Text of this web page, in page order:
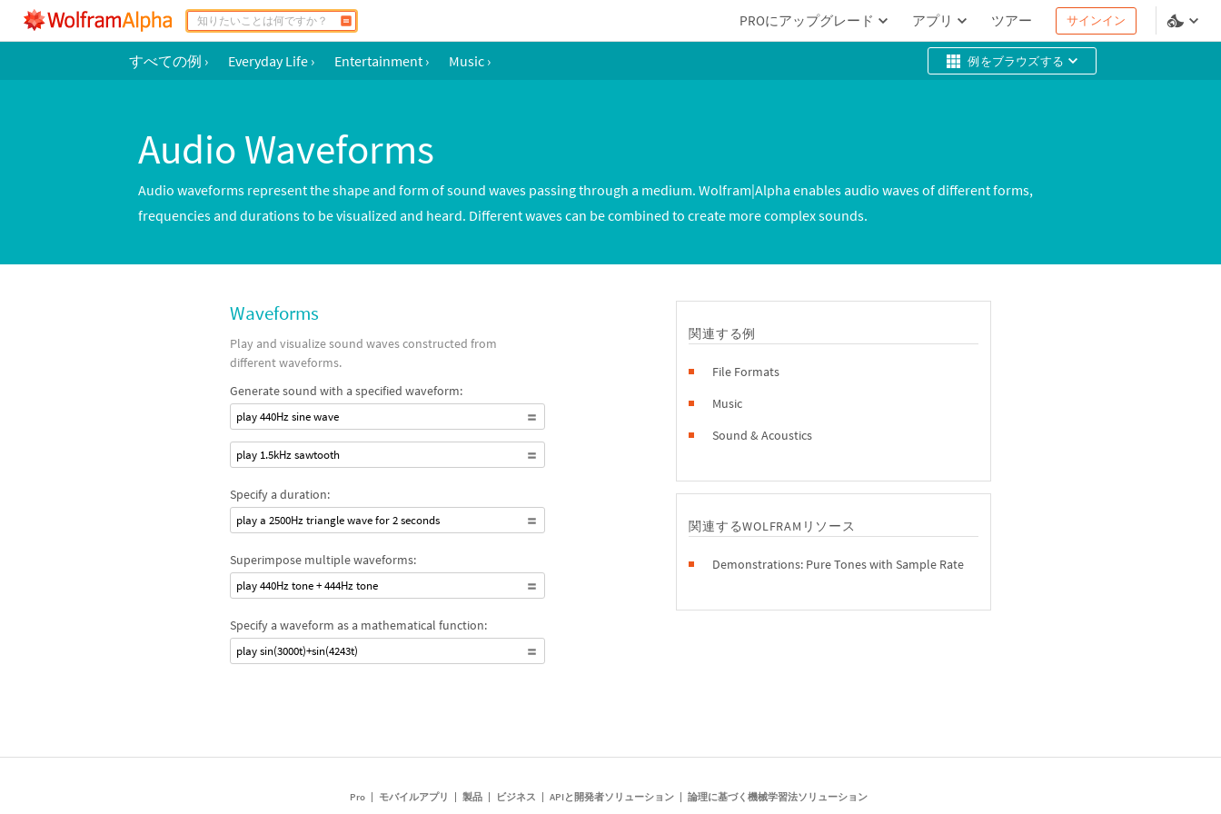
PROにアップグレード アプリ ツアー サインイン
すべての例 › Everyday Life › Entertainment › Music › 例をブラウズする
Audio Waveforms
Audio waveforms represent the shape and form of sound waves passing through a medium. Wolfram|Alpha enables audio waves of different forms,
frequencies and durations to be visualized and heard. Different waves can be combined to create more complex sounds.
Waveforms
Play and visualize sound waves constructed from
different waveforms.
Generate sound with a specified waveform:
play 440Hz sine wave
play 1.5kHz sawtooth
Specify a duration:
play a 2500Hz triangle wave for 2 seconds
Superimpose multiple waveforms:
play 440Hz tone + 444Hz tone
Specify a waveform as a mathematical function:
play sin(3000t)+sin(4243t)
関連する例
File Formats
Music
Sound & Acoustics
関連するWOLFRAMリソース
Demonstrations: Pure Tones with Sample Rate
Pro モバイルアプリ 製品 ビジネス APIと開発者ソリューション 論理に基づく機械学習法ソリューション